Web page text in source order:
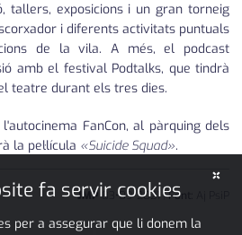
tallers, exposicions i un gran torneig
i diferents activitats puntuals
de la vila. A més, el podcast
amb el festival Podtalks, que tindrà
teatre durant els tres dies.
FanCon, al pàrquing dels
la pel·lícula «Suicide Squad».
JMP03 •09•2021|Font:
×
fa servir cookies
per a assegurar que li donem la